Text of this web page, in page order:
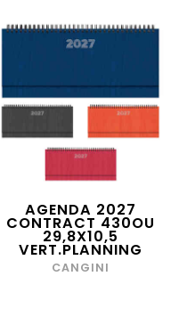
AGENDA 2027
CONTRACT 430OU
29,8X10,5
VERT.PLANNING
CANGINI